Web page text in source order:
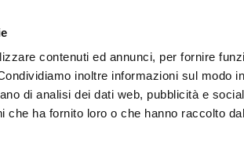
contenuti ed annunci, per fornire
inoltre informazioni sul modo
di analisi dei dati web, pubblicità e
che ha fornito loro o che hanno raccolto
Professionali
stampa ‘Fiaip